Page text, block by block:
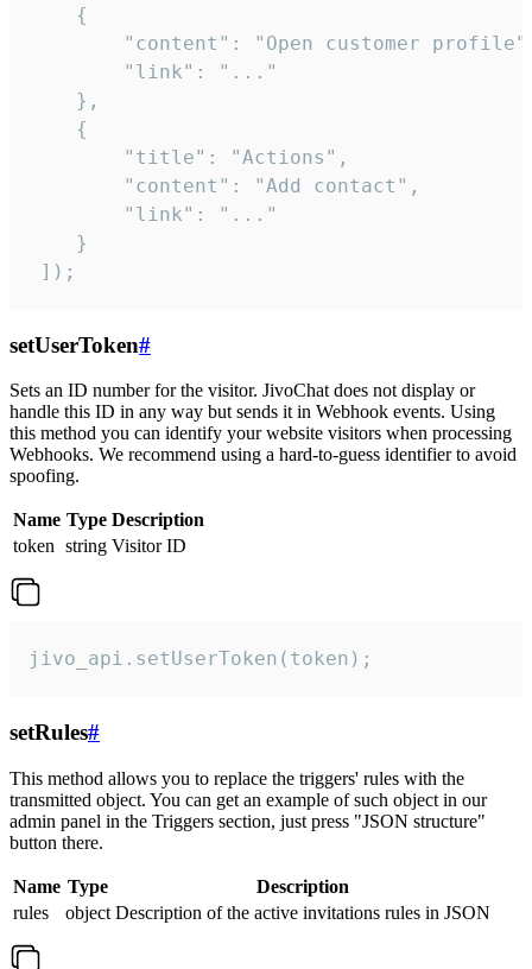
    {
"content": "Open customer
        "link": "..."
    },
    {
        "title": "Actions",
        "content": "Add contact",
        "link": "..."
    }
]);
setUserToken#
Sets an ID number for the visitor. JivoChat does not display or
handle this ID in any way but sends it in Webhook events. Using
this method you can identify your website visitors when processing
Webhooks. We recommend using a hard-to-guess identifier to avoid
spoofing.
Name Type Description
token string Visitor ID
jivo_api.setUserToken(token);
setRules#
This method allows you to replace the triggers' rules with the
transmitted object. You can get an example of such object in our
admin panel in the Triggers section, just press "JSON structure"
button there.
Name Type
Description
rules
object Description of the active invitations rules in JSON